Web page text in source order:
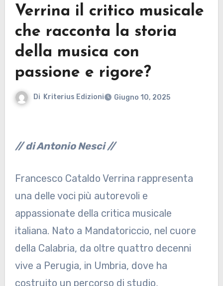
Verrina il critico musicale
che racconta la storia
della musica con
passione e rigore?
Di Kriterius Edizioni Giugno 10, 2025
// di Antonio Nesci //
Francesco Cataldo Verrina rappresenta
una delle voci più autorevoli e
appassionate della critica musicale
italiana. Nato a Mandatoriccio, nel cuore
della Calabria, da oltre quattro decenni
vive a Perugia, in Umbria, dove ha
costruito un percorso di studio,